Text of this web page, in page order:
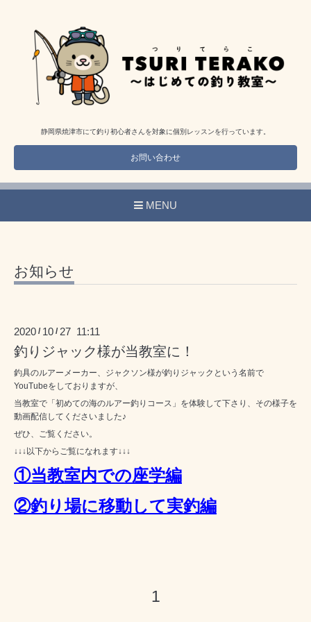
静岡県焼津市にて釣り初心者さんを対象に個別レッスンを行っています。
お問い合わせ
MENU
お知らせ
2020 / 10 / 27 11:11
釣りジャック様が当教室に！
釣具のルアーメーカー、ジャクソン様が釣りジャックという名前で
YouTubeをしておりますが、
当教室で「初めての海のルアー釣りコース」を体験して下さり、その様子を
動画配信してくださいました♪
ぜひ、ご覧ください。
↓↓↓以下からご覧になれます↓↓↓
①当教室内での座学編
②釣り場に移動して実釣編
1